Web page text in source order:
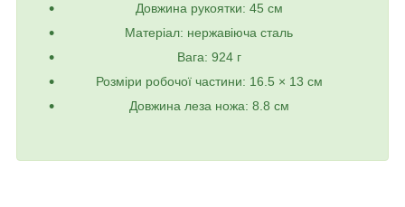
Довжина рукоятки: 45 см
Матеріал: нержавіюча сталь
Вага: 924 г
Розміри робочої частини: 16.5 × 13 см
Довжина леза ножа: 8.8 см